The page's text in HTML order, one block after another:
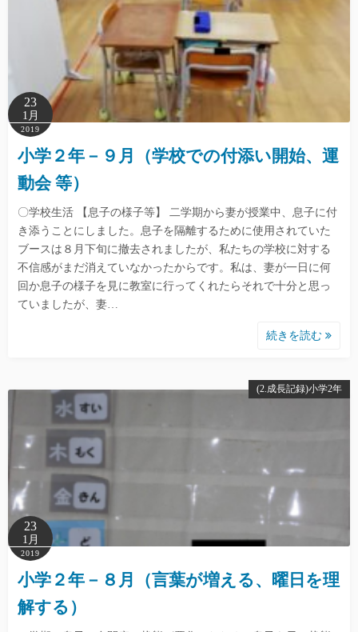
23
1月
2019
小学２年－９月（学校での付添い開始、運
動会 等）
〇学校生活 【息子の様子等】 二学期から妻が授業中、息子に付
き添うことにしました。息子を隔離するために使用されていた
ブースは８月下旬に撤去されましたが、私たちの学校に対する
不信感がまだ消えていなかったからです。私は、妻が一日に何
回か息子の様子を見に教室に行ってくれたらそれで十分と思っ
ていましたが、妻…
続きを読む
(2.成長記録)小学2年
23
1月
2019
小学２年－８月（言葉が増える、曜日を理
解する）